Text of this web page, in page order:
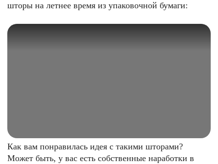
шторы на летнее время из упаковочной бумаги:
Как вам понравилась идея с такими шторами?
Может быть, у вас есть собственные наработки в